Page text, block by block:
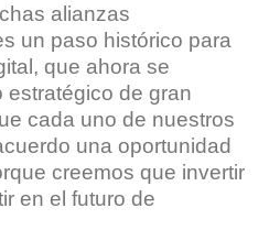
alianzas
un paso histórico para
que ahora se
estratégico de gran
cada uno de nuestros
una oportunidad
creemos que invertir
en el futuro de